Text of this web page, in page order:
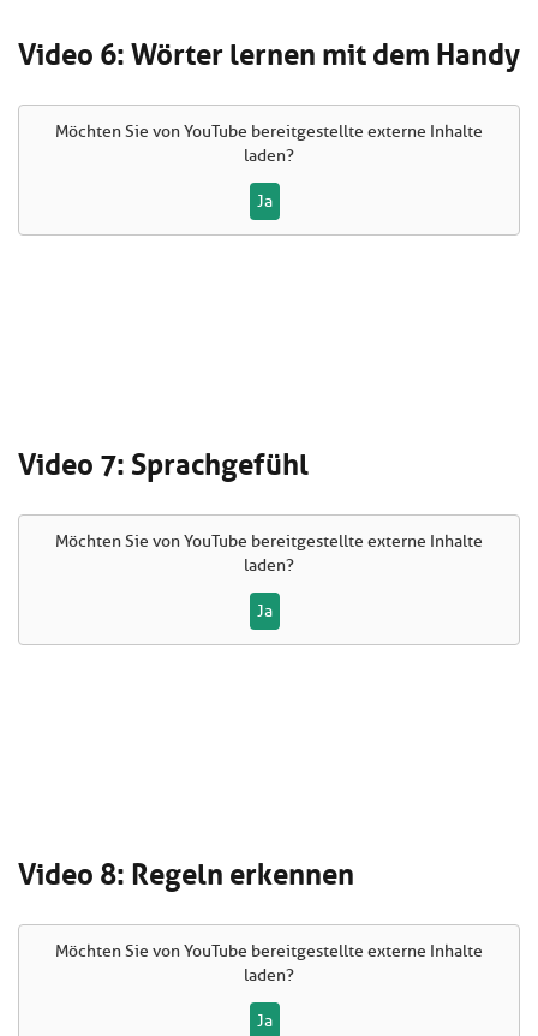
Video 6: Wörter lernen mit dem Handy
Möchten Sie vonYouTube bereitgestellte externe Inhalte
laden?
Ja
Video 7: Sprachgefühl
Möchten Sie vonYouTube bereitgestellte externe Inhalte
laden?
Ja
Video 8: Regeln erkennen
Möchten Sie vonYouTube bereitgestellte externe Inhalte
laden?
Ja